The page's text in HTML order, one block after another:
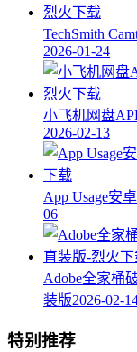
TechSmith
2026-01-24
小飞机网盘
2026-02-13
App Usage安
06
Adobe全家桶
装版2026-02-
特别推荐